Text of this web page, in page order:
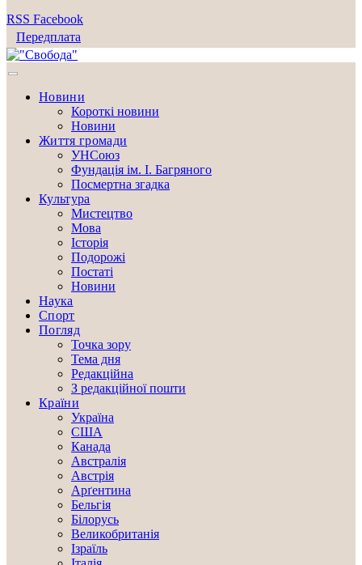
RSS Facebook
Передплата
Новини
Короткі новини
Новини
Життя громади
УНСоюз
Фундація ім. І. Багряного
Посмертна згадка
Культура
Мистецтво
Мова
Історія
Подорожі
Постаті
Новини
Наука
Спорт
Погляд
Точка зору
Тема дня
Редакційна
З редакційної пошти
Країни
Україна
США
Канада
Австралія
Австрія
Арґентина
Бельгія
Білорусь
Великобританія
Ізраїль